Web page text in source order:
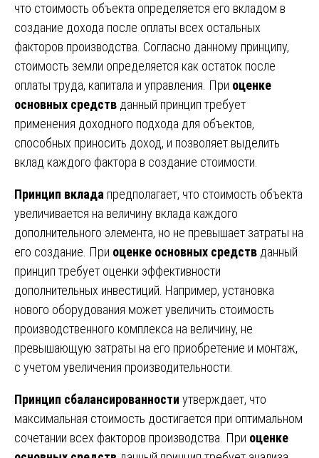
что стоимость объекта определяется его вкладом в
создание дохода после оплаты всех остальных
факторов производства. Согласно данному принципу,
стоимость земли определяется как остаток после
оплаты труда, капитала и управления. При оценке
основных средств данный принцип требует
применения доходного подхода для объектов,
способных приносить доход, и позволяет выделить
вклад каждого фактора в создание стоимости.
Принцип вклада предполагает, что стоимость объекта
увеличивается на величину вклада каждого
дополнительного элемента, но не превышает затраты на
его создание. При оценке основных средств данный
принцип требует оценки эффективности
дополнительных инвестиций. Например, установка
нового оборудования может увеличить стоимость
производственного комплекса на величину, не
превышающую затраты на его приобретение и монтаж,
с учетом увеличения производительности.
Принцип сбалансированности утверждает, что
максимальная стоимость достигается при оптимальном
сочетании всех факторов производства. При оценке